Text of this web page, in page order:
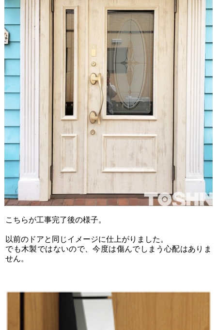
こちらが工事完了後の様子。
以前のドアと同じイメージに仕上がりました。
でも木製ではないので、今度は傷んでしまう心配はありま
せん。